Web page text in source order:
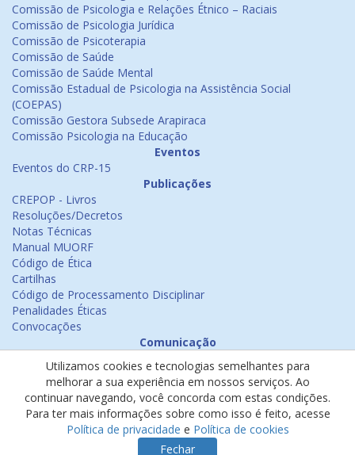
Comissão de Psicologia e Relações Étnico – Raciais
Comissão de Psicologia Jurídica
Comissão de Psicoterapia
Comissão de Saúde
Comissão de Saúde Mental
Comissão Estadual de Psicologia na Assistência Social
(COEPAS)
Comissão Gestora Subsede Arapiraca
Comissão Psicologia na Educação
Eventos
Eventos do CRP-15
Publicações
CREPOP - Livros
Resoluções/Decretos
Notas Técnicas
Manual MUORF
Código de Ética
Cartilhas
Código de Processamento Disciplinar
Penalidades Éticas
Convocações
Comunicação
Emissão de Certificados
Psicologia na Mídia
Ouvidoria
Política de cookies
Política de privacidade
Utilizamos cookies e tecnologias semelhantes para
melhorar a sua experiência em nossos serviços. Ao
continuar navegando, você concorda com estas condições.
Para ter mais informações sobre como isso é feito, acesse
Política de privacidade e Política de cookies
Fechar